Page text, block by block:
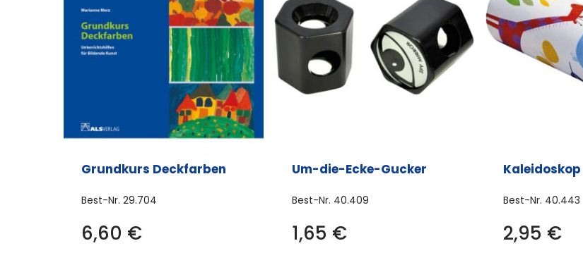
Grundkurs Deckfarben
Best-Nr. 29.704
6,60 €
Um-die-Ecke-Gucker
Best-Nr. 40.409
1,65 €
Kaleidoskop
Best-Nr. 40.443
2,95 €